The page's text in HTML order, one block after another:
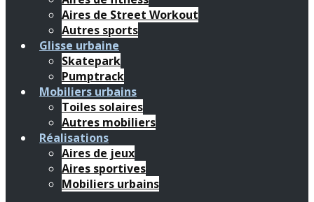
Aires de Street Workout
Autres sports
Glisse urbaine
Skatepark
Pumptrack
Mobiliers urbains
Toiles solaires
Autres mobiliers
Réalisations
Aires de jeux
Aires sportives
Mobiliers urbains